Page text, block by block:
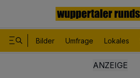
Bilder Umfrage Lokales